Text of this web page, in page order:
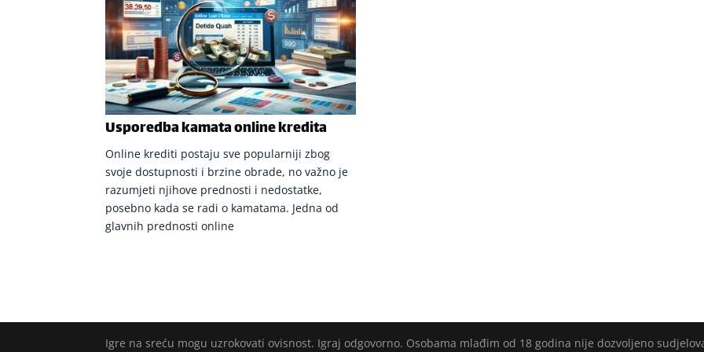
Usporedba kamata online kredita
Online krediti postaju sve popularniji zbog
svoje dostupnosti i brzine obrade, no važno je
razumjeti njihove prednosti i nedostatke,
posebno kada se radi o kamatama. Jedna od
glavnih prednosti online
Igre na sreću mogu uzrokovati ovisnost. Igraj odgovorno. Osobama mlađim od 18 godina nije dozvoljeno